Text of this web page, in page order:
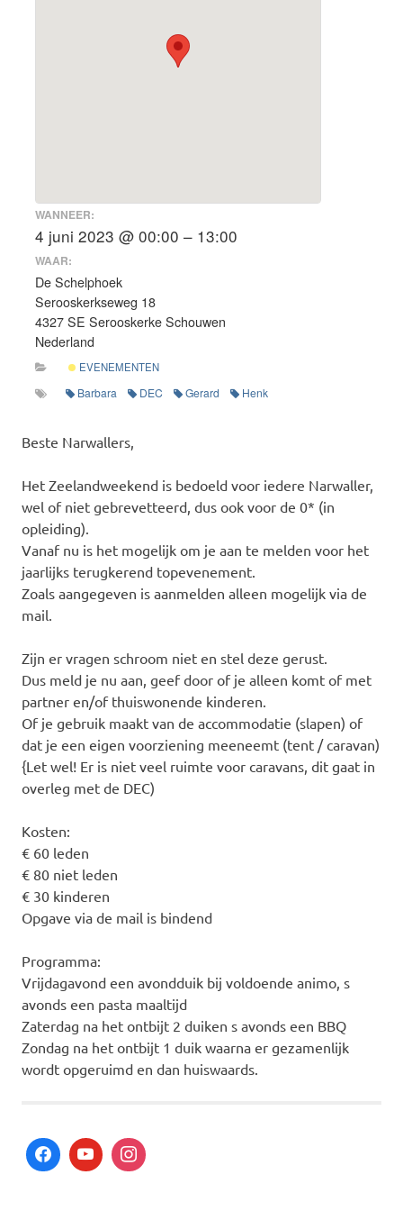
WANNEER:
4 juni 2023 @ 00:00 – 13:00
WAAR:
De Schelphoek
Serooskerkseweg 18
4327 SE Serooskerke Schouwen
Nederland
EVENEMENTEN
Barbara DEC Gerard Henk
Beste Narwallers,
Het Zeelandweekend is bedoeld voor iedere Narwaller,
wel of niet gebrevetteerd, dus ook voor de 0* (in
opleiding).
Vanaf nu is het mogelijk om je aan te melden voor het
jaarlijks terugkerend topevenement.
Zoals aangegeven is aanmelden alleen mogelijk via de
mail.
Zijn er vragen schroom niet en stel deze gerust.
Dus meld je nu aan, geef door of je alleen komt of met
partner en/of thuiswonende kinderen.
Of je gebruik maakt van de accommodatie (slapen) of
dat je een eigen voorziening meeneemt (tent / caravan)
{Let wel! Er is niet veel ruimte voor caravans, dit gaat in
overleg met de DEC)
Kosten:
€ 60 leden
€ 80 niet leden
€ 30 kinderen
Opgave via de mail is bindend
Programma:
Vrijdagavond een avondduik bij voldoende animo, s
avonds een pasta maaltijd
Zaterdag na het ontbijt 2 duiken s avonds een BBQ
Zondag na het ontbijt 1 duik waarna er gezamenlijk
wordt opgeruimd en dan huiswaards.